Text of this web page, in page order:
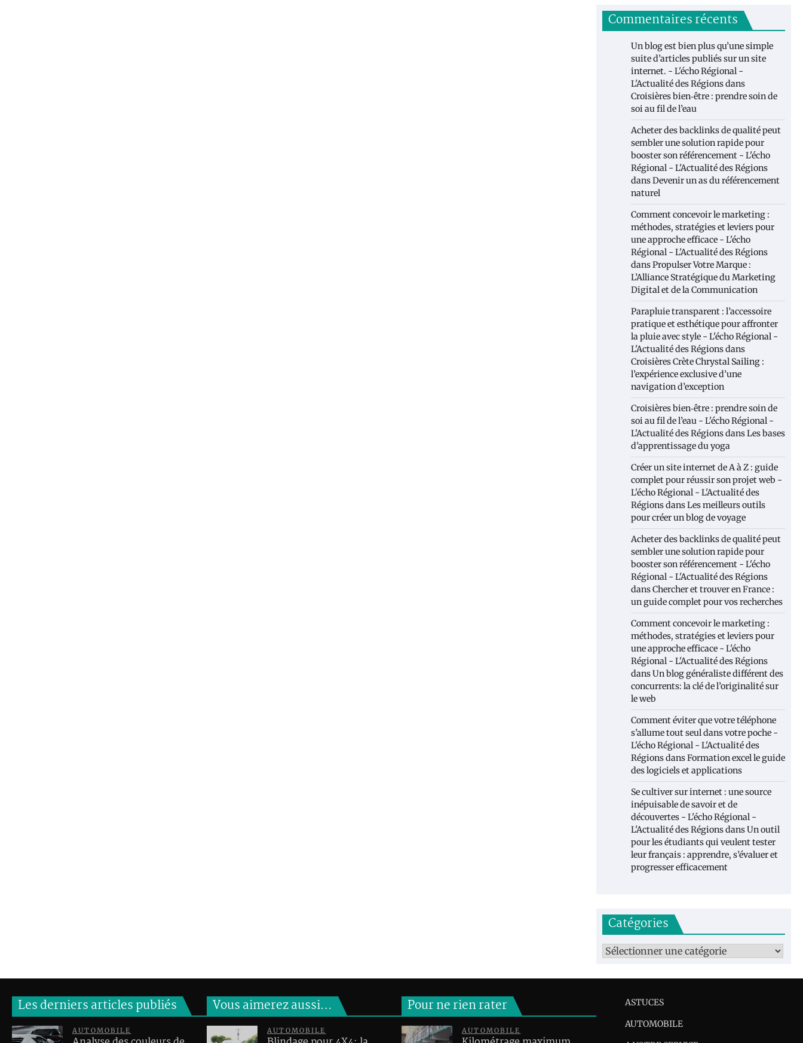
Commentaires récents
Un blog est bien plus qu’une simple
suite d’articles publiés sur un site
internet. - L'écho Régional -
L'Actualité des Régionsdans
Croisières bien‑être : prendre soin de
soi au fil de l’eau
Acheter des backlinks de qualité peut
sembler une solution rapide pour
booster son référencement - L'écho
Régional - L'Actualité des Régions
dansDevenir un as du référencement
naturel
Comment concevoir le marketing :
méthodes, stratégies et leviers pour
une approche efficace - L'écho
Régional - L'Actualité des Régions
dansPropulser Votre Marque :
L’Alliance Stratégique du Marketing
Digital et de la Communication
Parapluie transparent : l’accessoire
pratique et esthétique pour affronter
la pluie avec style - L'écho Régional -
L'Actualité des Régionsdans
Croisières Crète Chrystal Sailing :
l’expérience exclusive d’une
navigation d’exception
Croisières bien‑être : prendre soin de
soi au fil de l’eau - L'écho Régional -
L'Actualité des RégionsdansLes bases
d’apprentissage du yoga
Créer un site internet de A à Z : guide
complet pour réussir son projet web -
L'écho Régional - L'Actualité des
RégionsdansLes meilleurs outils
pour créer un blog de voyage
Acheter des backlinks de qualité peut
sembler une solution rapide pour
booster son référencement - L'écho
Régional - L'Actualité des Régions
dansChercher et trouver en France :
un guide complet pour vos recherches
Comment concevoir le marketing :
méthodes, stratégies et leviers pour
une approche efficace - L'écho
Régional - L'Actualité des Régions
dansUn blog généraliste différent des
concurrents: la clé de l’originalité sur
le web
Comment éviter que votre téléphone
s’allume tout seul dans votre poche -
L'écho Régional - L'Actualité des
RégionsdansFormation excel le guide
des logiciels et applications
Se cultiver sur internet : une source
inépuisable de savoir et de
découvertes - L'écho Régional -
L'Actualité des RégionsdansUn outil
pour les étudiants qui veulent tester
leur français : apprendre, s’évaluer et
progresser efficacement
Catégories
Catégories
Les derniers articles publiés
AUTOMOBILE
Vous aimerez aussi…
AUTOMOBILE
Pour ne rien rater
AUTOMOBILE
ASTUCES
AUTOMOBILE